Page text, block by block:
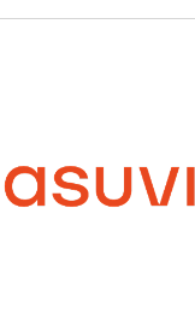
NASUVINSA
Vivienda y urbanismo